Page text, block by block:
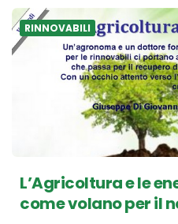
RINNOVABILI
L’Agricoltura e le
come volano per il